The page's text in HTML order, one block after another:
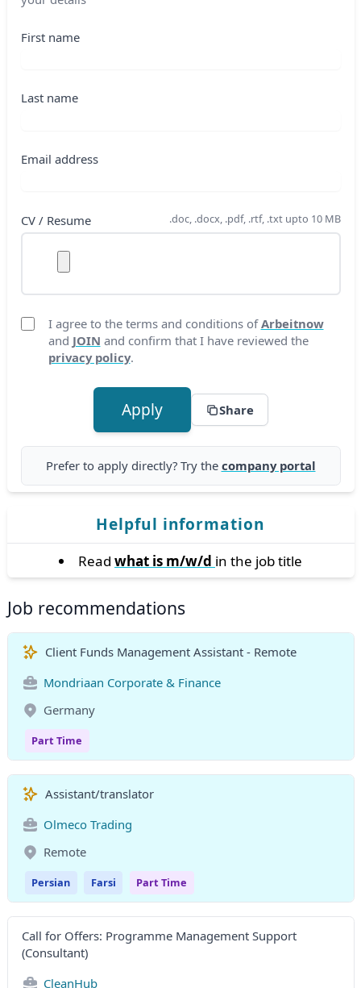
First name
Last name
Email address
CV / Resume .doc, .docx, .pdf, .rtf, .txt upto 10 MB
I agree to the terms and conditions ofArbeitnow
and JOIN and confirm that I have reviewed the
privacy policy.
Apply Share
Prefer to apply directly? Try the company portal
Helpful information
Read what is m/w/d in the job title
Job recommendations
Client Funds Management Assistant - Remote
Mondriaan Corporate & Finance
Germany
Part Time
Assistant/translator
Olmeco Trading
Remote
Persian Farsi Part Time
Call for Offers: Programme Management Support
(Consultant)
CleanHub